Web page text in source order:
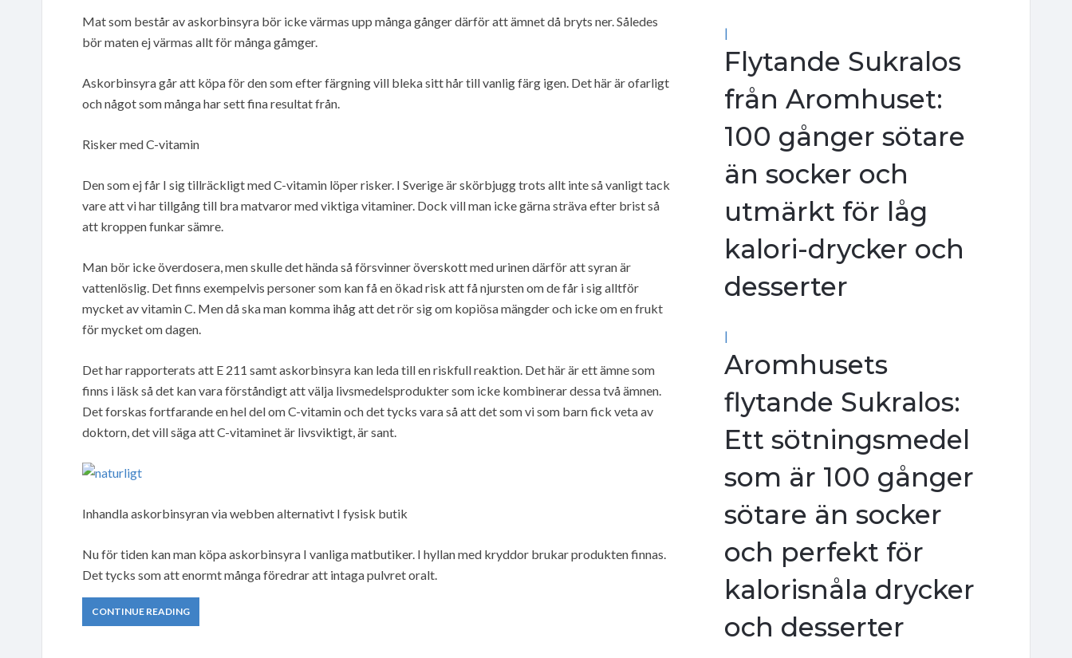
Mat som består av askorbinsyra bör icke värmas upp många gånger därför att ämnet då bryts ner. Således
bör maten ej värmas allt för många gåmger.
Askorbinsyra går att köpa för den som efter färgning vill bleka sitt hår till vanlig färg igen. Det här är ofarligt
och något som många har sett fina resultat från.
Risker med C-vitamin
Den som ej får I sig tillräckligt med C-vitamin löper risker. I Sverige är skörbjugg trots allt inte så vanligt tack
vare att vi har tillgång till bra matvaror med viktiga vitaminer. Dock vill man icke gärna sträva efter brist så
att kroppen funkar sämre.
Man bör icke överdosera, men skulle det hända så försvinner överskott med urinen därför att syran är
vattenlöslig. Det finns exempelvis personer som kan få en ökad risk att få njursten om de får i sig alltför
mycket av vitamin C. Men då ska man komma ihåg att det rör sig om kopiösa mängder och icke om en frukt
för mycket om dagen.
Det har rapporterats att E 211 samt askorbinsyra kan leda till en riskfull reaktion. Det här är ett ämne som
finns i läsk så det kan vara förståndigt att välja livsmedelsprodukter som icke kombinerar dessa två ämnen.
Det forskas fortfarande en hel del om C-vitamin och det tycks vara så att det som vi som barn fick veta av
doktorn, det vill säga att C-vitaminet är livsviktigt, är sant.
Inhandla askorbinsyran via webben alternativt I fysisk butik
Nu för tiden kan man köpa askorbinsyra I vanliga matbutiker. I hyllan med kryddor brukar produkten finnas.
Det tycks som att enormt många föredrar att intaga pulvret oralt.
CONTINUE READING
|
Flytande Sukralos
från Aromhuset:
100 gånger sötare
än socker och
utmärkt för låg
kalori-drycker och
desserter
|
Aromhusets
flytande Sukralos:
Ett sötningsmedel
som är 100 gånger
sötare än socker
och perfekt för
kalorisnåla drycker
och desserter